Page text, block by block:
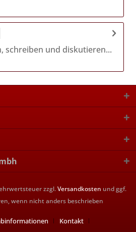
schreiben und diskutieren...
zzgl.Versandkosten und ggf.
wenn nicht anders beschrieben
Kontakt